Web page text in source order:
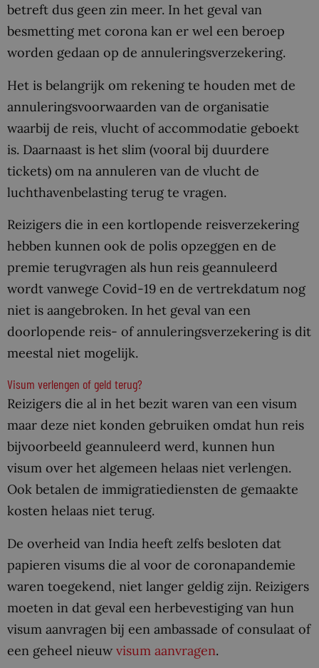
betreft dus geen zin meer. In het geval van
besmetting met corona kan er wel een beroep
worden gedaan op de annuleringsverzekering.
Het is belangrijk om rekening te houden met de
annuleringsvoorwaarden van de organisatie
waarbij de reis, vlucht of accommodatie geboekt
is. Daarnaast is het slim (vooral bij duurdere
tickets) om na annuleren van de vlucht de
luchthavenbelasting terug te vragen.
Reizigers die in een kortlopende reisverzekering
hebben kunnen ook de polis opzeggen en de
premie terugvragen als hun reis geannuleerd
wordt vanwege Covid-19 en de vertrekdatum nog
niet is aangebroken. In het geval van een
doorlopende reis- of annuleringsverzekering is dit
meestal niet mogelijk.
Visum verlengen of geld terug?
Reizigers die al in het bezit waren van een visum
maar deze niet konden gebruiken omdat hun reis
bijvoorbeeld geannuleerd werd, kunnen hun
visum over het algemeen helaas niet verlengen.
Ook betalen de immigratiediensten de gemaakte
kosten helaas niet terug.
De overheid van India heeft zelfs besloten dat
papieren visums die al voor de coronapandemie
waren toegekend, niet langer geldig zijn. Reizigers
moeten in dat geval een herbevestiging van hun
visum aanvragen bij een ambassade of consulaat of
een geheel nieuwvisum aanvragen.